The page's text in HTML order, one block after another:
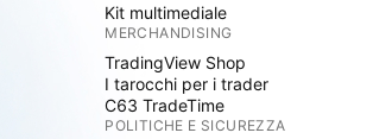
Kit multimediale
MERCHANDISING
TradingView Shop
I tarocchi per i trader
C63 TradeTime
POLITICHE E SICUREZZA